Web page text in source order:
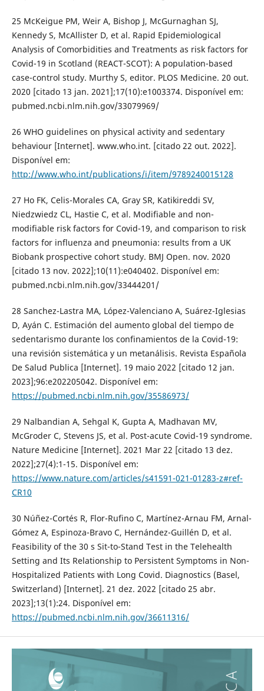
25 McKeigue PM, Weir A, Bishop J, McGurnaghan SJ,
Kennedy S, McAllister D, et al. Rapid Epidemiological
Analysis of Comorbidities and Treatments as risk factors for
Covid-19 in Scotland (REACT-SCOT): A population-based
case-control study. Murthy S, editor. PLOS Medicine. 20 out.
2020 [citado 13 jan. 2021];17(10):e1003374. Disponível em:
pubmed.ncbi.nlm.nih.gov/33079969/
26 WHO guidelines on physical activity and sedentary
behaviour [Internet]. www.who.int. [citado 22 out. 2022].
Disponível em:
http://www.who.int/publications/i/item/9789240015128
27 Ho FK, Celis-Morales CA, Gray SR, Katikireddi SV,
Niedzwiedz CL, Hastie C, et al. Modifiable and non-
modifiable risk factors for Covid-19, and comparison to risk
factors for influenza and pneumonia: results from a UK
Biobank prospective cohort study. BMJ Open. nov. 2020
[citado 13 nov. 2022];10(11):e040402. Disponível em:
pubmed.ncbi.nlm.nih.gov/33444201/
28 Sanchez-Lastra MA, López-Valenciano A, Suárez-Iglesias
D, Ayán C. Estimación del aumento global del tiempo de
sedentarismo durante los confinamientos de la Covid-19:
una revisión sistemática y un metanálisis. Revista Española
De Salud Publica [Internet]. 19 maio 2022 [citado 12 jan.
2023];96:e202205042. Disponível em:
https://pubmed.ncbi.nlm.nih.gov/35586973/
29 Nalbandian A, Sehgal K, Gupta A, Madhavan MV,
McGroder C, Stevens JS, et al. Post-acute Covid-19 syndrome.
Nature Medicine [Internet]. 2021 Mar 22 [citado 13 dez.
2022];27(4):1-15. Disponível em:
https://www.nature.com/articles/s41591-021-01283-z#ref-
CR10
30 Núñez-Cortés R, Flor-Rufino C, Martínez-Arnau FM, Arnal-
Gómez A, Espinoza-Bravo C, Hernández-Guillén D, et al.
Feasibility of the 30 s Sit-to-Stand Test in the Telehealth
Setting and Its Relationship to Persistent Symptoms in Non-
Hospitalized Patients with Long Covid. Diagnostics (Basel,
Switzerland) [Internet]. 21 dez. 2022 [citado 25 abr.
2023];13(1):24. Disponível em:
https://pubmed.ncbi.nlm.nih.gov/36611316/